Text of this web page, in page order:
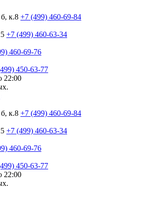
к.8 +7 (499) 460-69-84
+7 (499) 460-63-34
460-69-76
450-63-77
22:00
к.8 +7 (499) 460-69-84
+7 (499) 460-63-34
460-69-76
450-63-77
22:00